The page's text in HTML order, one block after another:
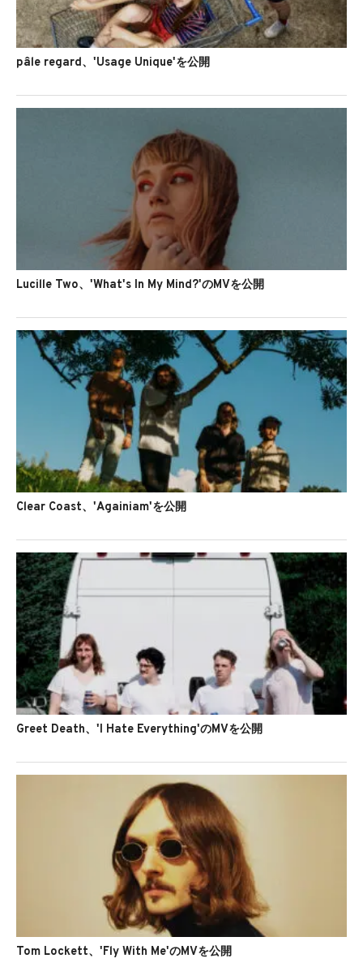
pâle regard、'Usage Unique'を公開
Lucille Two、'What's In My Mind?'のMVを公開
Clear Coast、'Againiam'を公開
Greet Death、'I Hate Everything'のMVを公開
Tom Lockett、'Fly With Me'のMVを公開